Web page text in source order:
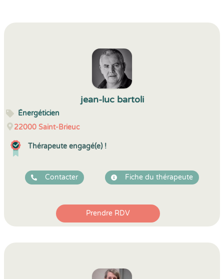
jean-luc bartoli
Énergéticien
22000 Saint-Brieuc
Thérapeute engagé(e) !
Contacter Fiche du thérapeute
Prendre RDV